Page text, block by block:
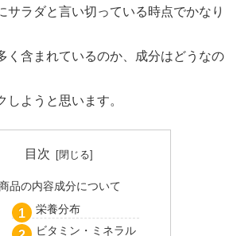
サラダと言い切っている時点でかなり
く含まれているのか、成分はどうなの
しようと思います。
目次
品の内容成分について
栄養分布
ビタミン・ミネラル